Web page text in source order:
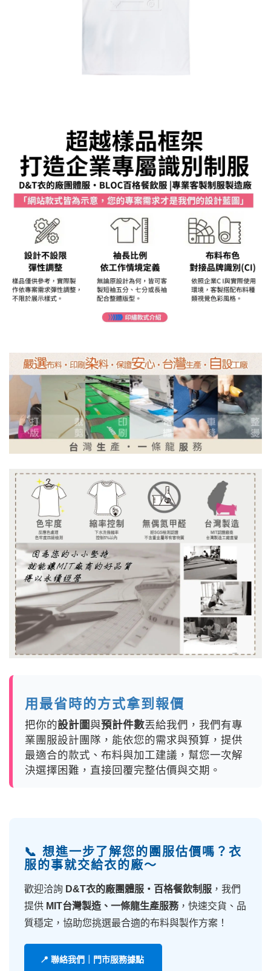
用最省時的方式拿到報價
把你的設計圖與預計件數丟給我們，我們有專
業團服設計團隊，能依您的需求與預算，提供
最適合的款式、布料與加工建議，幫您一次解
決選擇困難，直接回覆完整估價與交期。
📞 想進一步了解您的團服估價嗎？衣
服的事就交給衣的廠～
歡迎洽詢 D&T衣的廠團體服・百格餐飲制服 ，我們
提供 MIT台灣製造、一條龍生產服務，快速交貨、品
質穩定，協助您挑選最合適的布料與製作方案！
📍 聯絡我們｜門市服務據點